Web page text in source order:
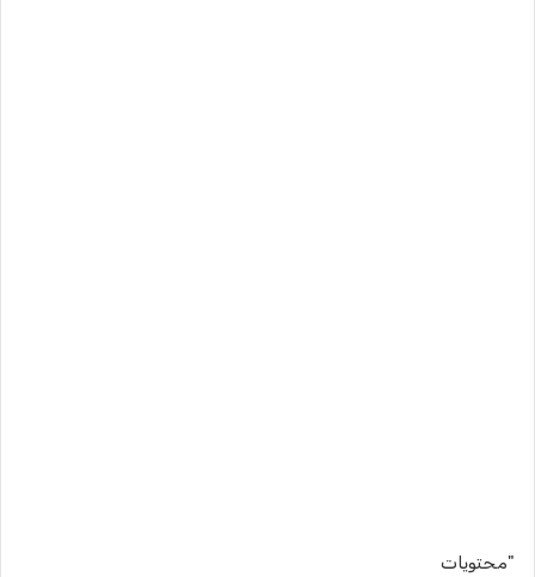
"محتويات